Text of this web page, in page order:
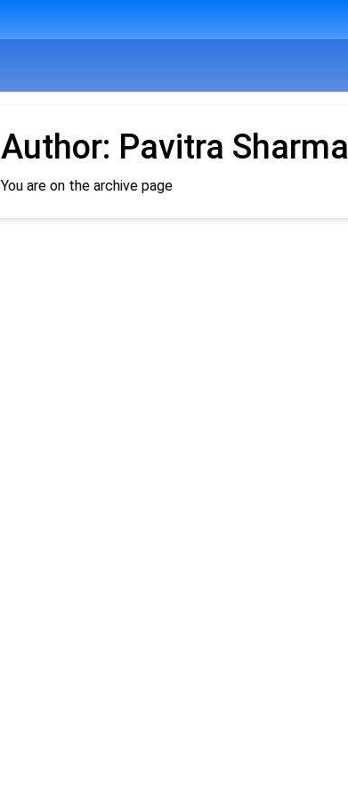
Author: Pavitra Sharma
You are on the archive page